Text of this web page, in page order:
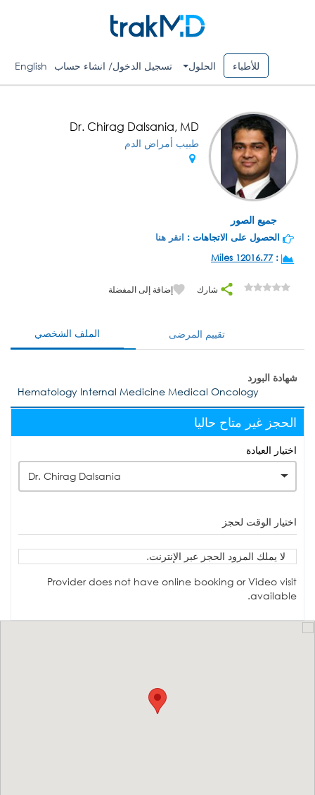
للأطباء الحلول تسجيل الدخول/ انشاء حساب English
جميع الصور
Dr. Chirag Dalsania, MD
طبيب أمراض الدم
الحصول على الاتجاهات : انقر هنا
:
12016.77 Miles
شارك إضافة إلى المفضلة
الملف الشخصي تقييم المرضى
شهادة البورد
Hematology Internal Medicine Medical Oncology
الحجز غير متاح حاليا
اختيار العيادة
Dr. Chirag Dalsania
اختيار الوقت لحجز
لا يملك المزود الحجز عبر الإنترنت.
Provider does not have online booking or Video visit
available.